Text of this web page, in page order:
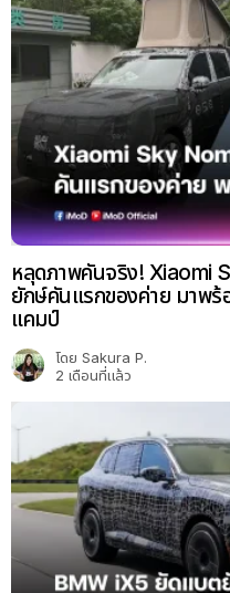
หลุดภาพคันจริง! Xiaomi
ยักษ์คันแรกของค่าย มาพร้
แคมป์
โดย Sakura P.
2 เดือนที่แล้ว